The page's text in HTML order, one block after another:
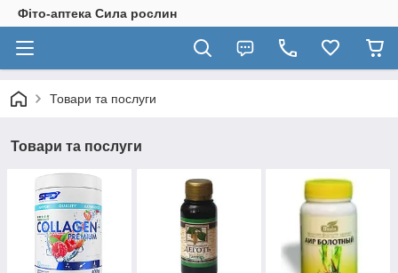
Фіто-аптека Сила рослин
Товари та послуги
Товари та послуги